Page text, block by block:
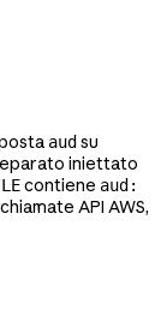
aud su
iniettato
contiene aud:
API AWS,